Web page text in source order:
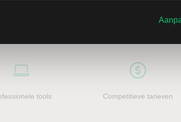
5 redenen om via
tools Competitieve tarieven